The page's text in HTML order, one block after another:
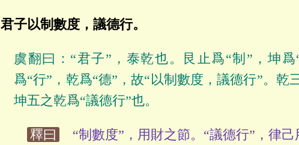
君子以制數度，議德行。
虞翻曰：“君子”，泰乾也。艮止爲“制”，坤爲
爲“行”，乾爲“德”，故“以制數度，議德行”。乾
坤五之乾爲“議德行”也。
釋曰 “制數度”，用財之節。“議德行”，律己